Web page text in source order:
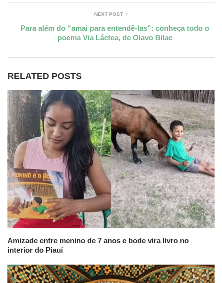
NEXT POST
Para além do “amai para entendê-las”: conheça todo o
poema Via Láctea, de Olavo Bilac
RELATED POSTS
Amizade entre menino de 7 anos e bode vira livro no
interior do Piauí